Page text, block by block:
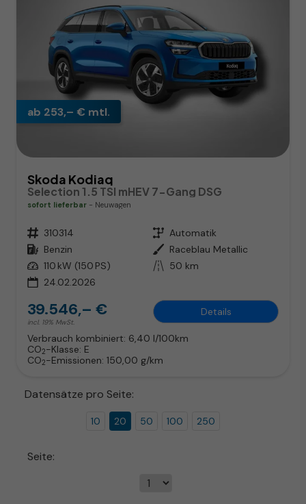
ab 253,– € mtl.
Skoda Kodiaq
Selection 1.5 TSI mHEV 7-Gang DSG
sofort lieferbar Neuwagen
Fahrzeugnr. 310314 Getriebe Automatik
Kraftstoff Benzin Außenfarbe Raceblau Metallic
Leistung 110 kW (150 PS) Kilometerstand 50 km
24.02.2026
39.546,– €
incl. 19% MwSt.
Details
Verbrauch kombiniert: 6,40 l/100km
CO2-Klasse: E
CO2-Emissionen: 150,00 g/km
Datensätze pro Seite:
10 20 50 100 250
Seite: